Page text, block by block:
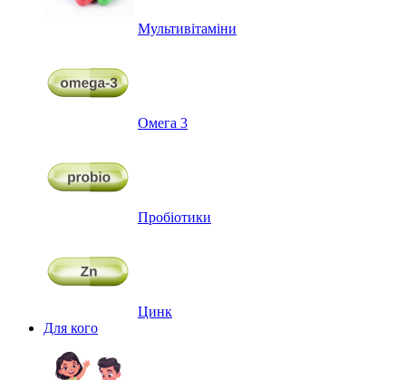
Мультивітаміни
Омега 3
Пробіотики
Цинк
Для кого